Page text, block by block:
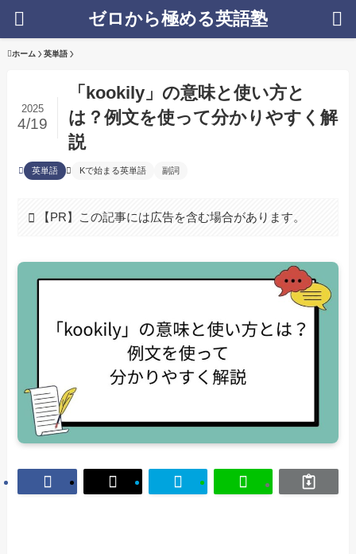
ゼロから極める英語塾
ホーム 英単語
「kookily」の意味と使い方と
は？例文を使って分かりやすく解
説
2025
4/19
英単語 Kで始まる英単語 副詞
【PR】この記事には広告を含む場合があります。